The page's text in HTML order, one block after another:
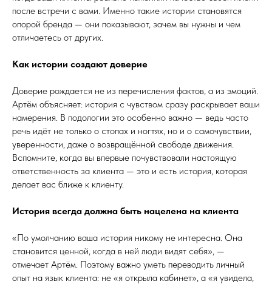
после встречи с вами. Именно такие истории становятся
опорой бренда — они показывают, зачем вы нужны и чем
отличаетесь от других.
Как истории создают доверие
Доверие рождается не из перечисления фактов, а из эмоций.
Артём объясняет: история с чувством сразу раскрывает ваши
намерения. В подологии это особенно важно — ведь часто
речь идёт не только о стопах и ногтях, но и о самочувствии,
уверенности, даже о возвращённой свободе движения.
Вспомните, когда вы впервые почувствовали настоящую
ответственность за клиента — это и есть история, которая
делает вас ближе к клиенту.
История всегда должна быть нацелена на клиента
«По умолчанию ваша история никому не интересна. Она
становится ценной, когда в ней люди видят себя», —
отмечает Артём. Поэтому важно уметь переводить личный
опыт на язык клиента: не «я открыла кабинет», а «я увидела,